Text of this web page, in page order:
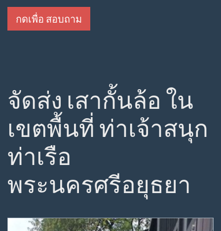
กดเพื่อ สอบถาม
จัดส่ง เสากั้นล้อ ใน
เขตพื้นที่ ท่าเจ้าสนุก
ท่าเรือ
พระนครศรีอยุธยา